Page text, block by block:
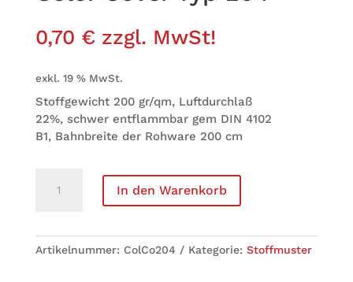
0,70 € zzgl. MwSt!
exkl. 19 % MwSt.
Stoff­ge­wicht 200 gr/qm, Luft­durch­laß
22%, schwer ent­flamm­bar gem DIN 4102
B1, Bahn­breite der Roh­ware 200 cm
Cover
In den Warenkorb
Arti­kel­num­mer: ColCo204 Kate­go­rie: Stoff­mus­ter